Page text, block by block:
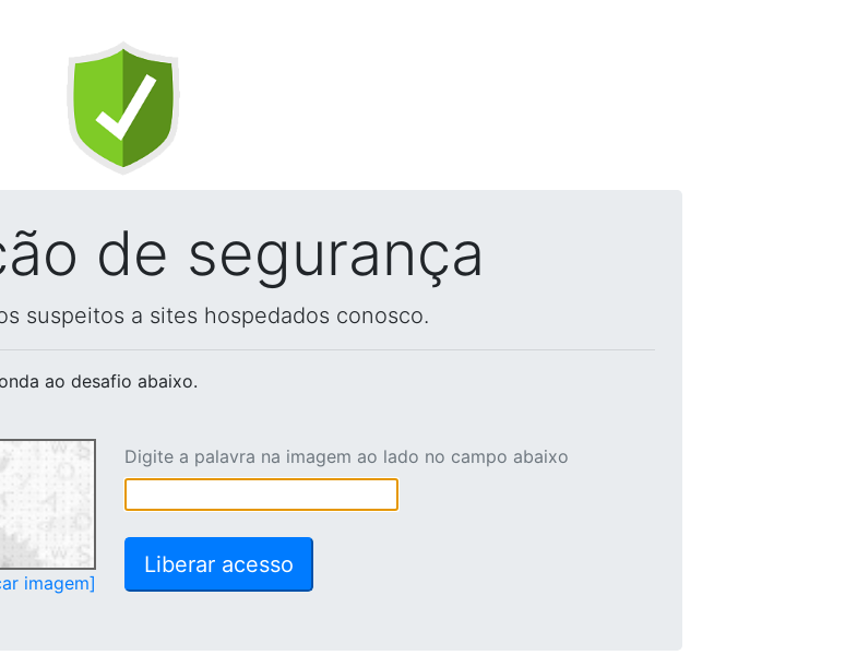
de segurança
suspeitos a sites hospedados conosco.
ao desafio abaixo.
imagem]
Digite a palavra na imagem ao lado no campo abaixo